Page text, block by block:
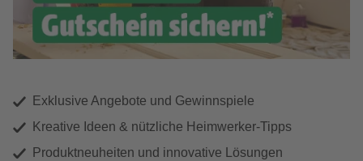
Exklusive Angebote und Gewinnspiele
Kreative Ideen & nützliche Heimwerker-Tipps
Produktneuheiten und innovative Lösungen